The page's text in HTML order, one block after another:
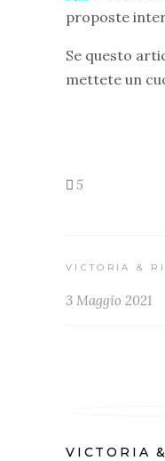
proposte
Se questo
mettete un
5
VICTORIA &
3 Maggio 2021
VICTORIA